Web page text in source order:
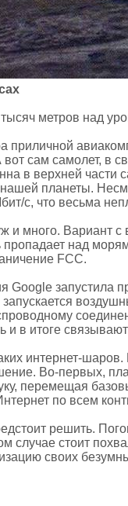
метров над
приличной
сам самолет, в
в верхней части
планеты.
с, что весьма
и много. Вариант
над
FCC.
запустила
в итоге
интернет-
Во-первых,
перемещая
по всем
решить.
случае стоит
своих